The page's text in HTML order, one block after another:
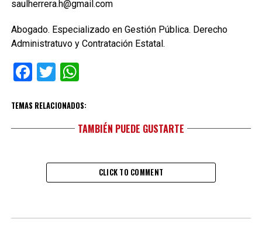
saulherrera.h@gmail.com
Abogado. Especializado en Gestión Pública. Derecho
Administratuvo y Contratación Estatal.
Facebook
TwitterWhatsApp
TEMAS RELACIONADOS:
TAMBIÉN PUEDE GUSTARTE
CLICK TO COMMENT